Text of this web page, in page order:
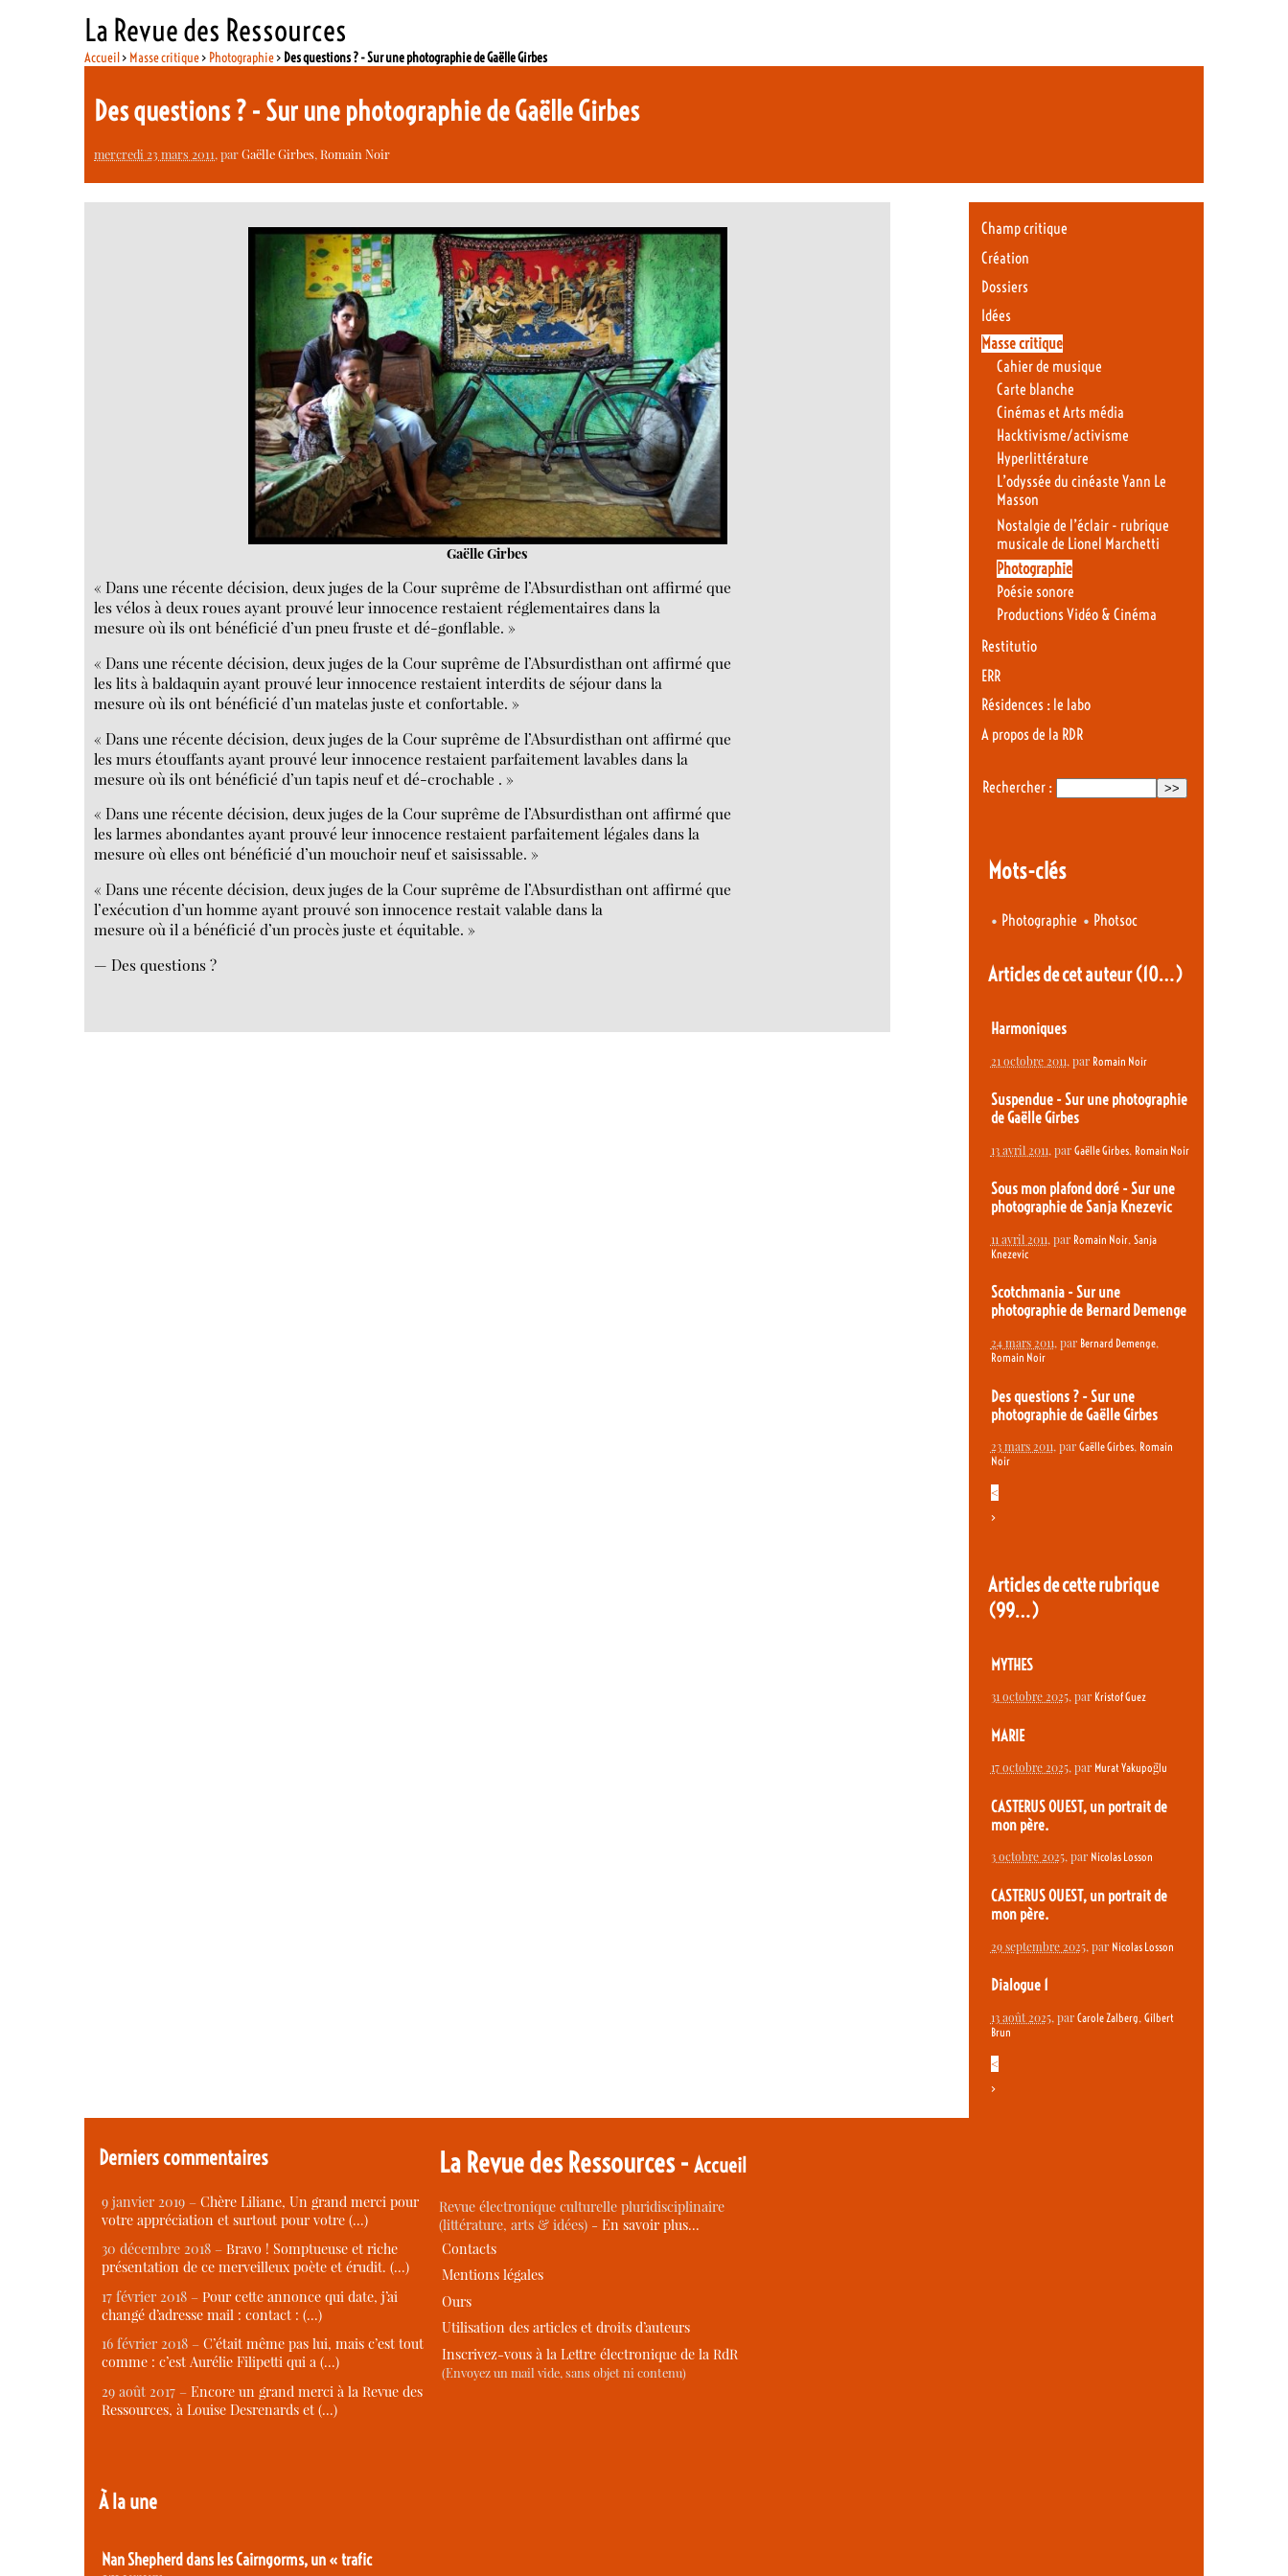
La Revue des Ressources
Accueil> Masse critique> Photographie> Des questions ? - Sur une photographie de Gaëlle Girbes
Des questions ? - Sur une photographie de Gaëlle Girbes
mercredi 23 mars 2011, parGaëlle Girbes,Romain Noir
Gaëlle Girbes
« Dans une récente décision, deux juges de la Cour suprême de l’Absurdisthan ont affirmé que
les vélos à deux roues ayant prouvé leur innocence restaient réglementaires dans la
mesure où ils ont bénéficié d’un pneu fruste et dé-gonflable. »
« Dans une récente décision, deux juges de la Cour suprême de l’Absurdisthan ont affirmé que
les lits à baldaquin ayant prouvé leur innocence restaient interdits de séjour dans la
mesure où ils ont bénéficié d’un matelas juste et confortable. »
« Dans une récente décision, deux juges de la Cour suprême de l’Absurdisthan ont affirmé que
les murs étouffants ayant prouvé leur innocence restaient parfaitement lavables dans la
mesure où ils ont bénéficié d’un tapis neuf et dé-crochable . »
« Dans une récente décision, deux juges de la Cour suprême de l’Absurdisthan ont affirmé que
les larmes abondantes ayant prouvé leur innocence restaient parfaitement légales dans la
mesure où elles ont bénéficié d’un mouchoir neuf et saisissable. »
« Dans une récente décision, deux juges de la Cour suprême de l’Absurdisthan ont affirmé que
l’exécution d’un homme ayant prouvé son innocence restait valable dans la
mesure où il a bénéficié d’un procès juste et équitable. »
— Des questions ?
Champ critique
Création
Dossiers
Idées
Masse critique
Cahier de musique
Carte blanche
Cinémas et Arts média
Hacktivisme/activisme
Hyperlittérature
L’odyssée du cinéaste Yann Le
Masson
Nostalgie de l’éclair - rubrique
musicale de Lionel Marchetti
Photographie
Poésie sonore
Productions Vidéo & Cinéma
Restitutio
ERR
Résidences : le labo
A propos de la RDR
Rechercher :
Mots-clés
• Photographie • Photsoc
Articles de cet auteur(10…)
Harmoniques
21 octobre 2011, par Romain Noir
Suspendue - Sur une photographie
de Gaëlle Girbes
13 avril 2011, par Gaëlle Girbes, Romain Noir
Sous mon plafond doré - Sur une
photographie de Sanja Knezevic
11 avril 2011, par Romain Noir, Sanja
Knezevic
Scotchmania - Sur une
photographie de Bernard Demenge
24 mars 2011, par Bernard Demenge,
Romain Noir
Des questions ? - Sur une
photographie de Gaëlle Girbes
23 mars 2011, par Gaëlle Girbes, Romain
Noir
<
>
Articles de cette rubrique
(99…)
MYTHES
31 octobre 2025, par Kristof Guez
MARIE
17 octobre 2025, par Murat Yakupoğlu
CASTERUS OUEST, un portrait de
mon père.
3 octobre 2025, par Nicolas Losson
CASTERUS OUEST, un portrait de
mon père.
29 septembre 2025, par Nicolas Losson
Dialogue 1
13 août 2025, par Carole Zalberg, Gilbert
Brun
<
>
Derniers commentaires
9 janvier 2019 – Chère Liliane, Un grand merci pour
votre appréciation et surtout pour votre (…)
30 décembre 2018 – Bravo ! Somptueuse et riche
présentation de ce merveilleux poète et érudit. (…)
17 février 2018 – Pour cette annonce qui date, j’ai
changé d’adresse mail : contact : (…)
16 février 2018 – C’était même pas lui, mais c’est tout
comme : c’est Aurélie Filipetti qui a (…)
29 août 2017 – Encore un grand merci à la Revue des
Ressources, à Louise Desrenards et (…)
À la une
Nan Shepherd dans les Cairngorms, un « trafic
La Revue des Ressources -Accueil
Revue électronique culturelle pluridisciplinaire
(littérature, arts & idées) -En savoir plus…
Contacts
Mentions légales
Ours
Utilisation des articles et droits d’auteurs
Inscrivez-vous à la Lettre électronique de la RdR
(Envoyez un mail vide, sans objet ni contenu)